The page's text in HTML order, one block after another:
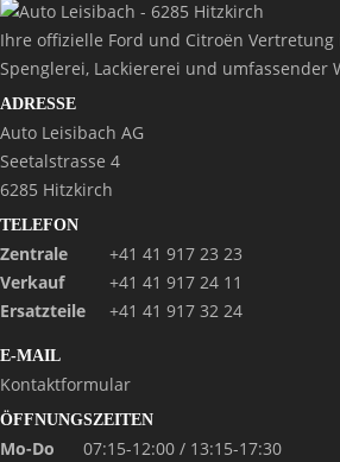
Ihre offizielle Ford und Citroën
Spenglerei, Lackiererei und umfassender
ADRESSE
Auto Leisibach AG
Seetalstrasse 4
6285 Hitzkirch
TELEFON
Zentrale
+41 41 917 23 23
Verkauf
+41 41 917 24 11
Ersatzteile
+41 41 917 32 24
E-MAIL
Kontaktformular
ÖFFNUNGSZEITEN
Mo-Do
07:15-12:00 / 13:15-17:30